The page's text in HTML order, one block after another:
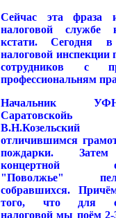
Сейчас эта фраза
налоговой службе
кстати. Сегодня в
налоговой инспекции
сотрудников с
профессиональням
Начальник
Саратовскойь
отличившимся
пождарки.
концертной
"Поволжье"
собравшихся.
того, что для
налоговой мы поём 2-